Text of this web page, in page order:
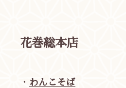
花巻総本店
・ わんこそば